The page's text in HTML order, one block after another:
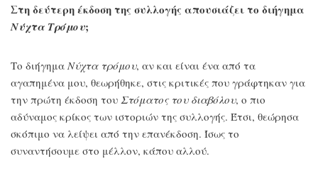
Στη δεύτερη έκδοση της συλλογής απουσιάζει το διήγημα
Νύχτα Τρόμου;
Το διήγημα Νύχτα τρόμου, αν και είναι ένα από τα
αγαπημένα μου, θεωρήθηκε, στις κριτικές που γράφτηκαν για
την πρώτη έκδοση του Στόματος του διαβόλου, ο πιο
αδύναμος κρίκος των ιστοριών της συλλογής. Έτσι, θεώρησα
σκόπιμο να λείψει από την επανέκδοση. Ίσως το
συναντήσουμε στο μέλλον, κάπου αλλού.